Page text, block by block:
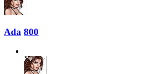
Ada 800